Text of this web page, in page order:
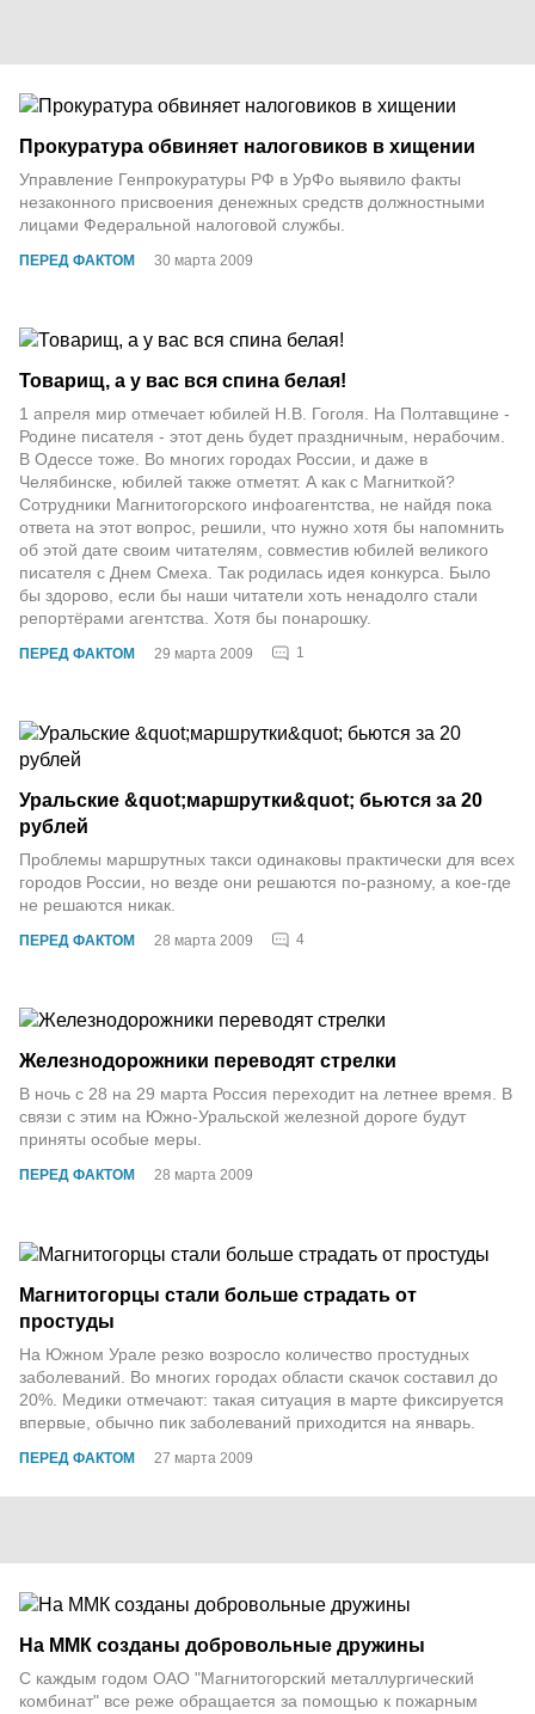
ПЕРЕД ФАКТОМ 30 марта 2009
Прокуратура обвиняет налоговиков в хищении
Управление Генпрокуратуры РФ в УрФо выявило факты
незаконного присвоения денежных средств должностными
лицами Федеральной налоговой службы.
ПЕРЕД ФАКТОМ 29 марта 2009 1
Товарищ, а у вас вся спина белая!
1 апреля мир отмечает юбилей Н.В. Гоголя. На Полтавщине -
Родине писателя - этот день будет праздничным, нерабочим.
В Одессе тоже. Во многих городах России, и даже в
Челябинске, юбилей также отметят. А как с Магниткой?
Сотрудники Магнитогорского инфоагентства, не найдя пока
ответа на этот вопрос, решили, что нужно хотя бы напомнить
об этой дате своим читателям, совместив юбилей великого
писателя с Днем Смеха. Так родилась идея конкурса. Было
бы здорово, если бы наши читатели хоть ненадолго стали
репортёрами агентства. Хотя бы понарошку.
ПЕРЕД ФАКТОМ 28 марта 2009 4
Уральские &quot;маршрутки&quot; бьются за 20
рублей
Проблемы маршрутных такси одинаковы практически для всех
городов России, но везде они решаются по-разному, а кое-где
не решаются никак.
ПЕРЕД ФАКТОМ 28 марта 2009
Железнодорожники переводят стрелки
В ночь с 28 на 29 марта Россия переходит на летнее время. В
связи с этим на Южно-Уральской железной дороге будут
приняты особые меры.
ПЕРЕД ФАКТОМ 27 марта 2009
Магнитогорцы стали больше страдать от
простуды
На Южном Урале резко возросло количество простудных
заболеваний. Во многих городах области скачок составил до
20%. Медики отмечают: такая ситуация в марте фиксируется
впервые, обычно пик заболеваний приходится на январь.
На ММК созданы добровольные дружины
С каждым годом ОАО "Магнитогорский металлургический
комбинат" все реже обращается за помощью к пожарным